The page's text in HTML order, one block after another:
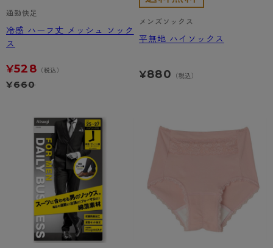
通勤快足
冷感 ハーフ丈 メッシュ ソック
ス
¥528 （税込）
¥660
メンズソックス
平無地 ハイソックス
¥880 （税込）